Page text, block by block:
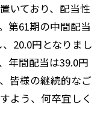
いており、配当性
第61期の中間配当
20.0円となりまし
年間配当は39.0円
皆様の継続的なご
よう、何卒宜しく